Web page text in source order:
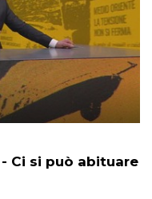
Ci si può abituare